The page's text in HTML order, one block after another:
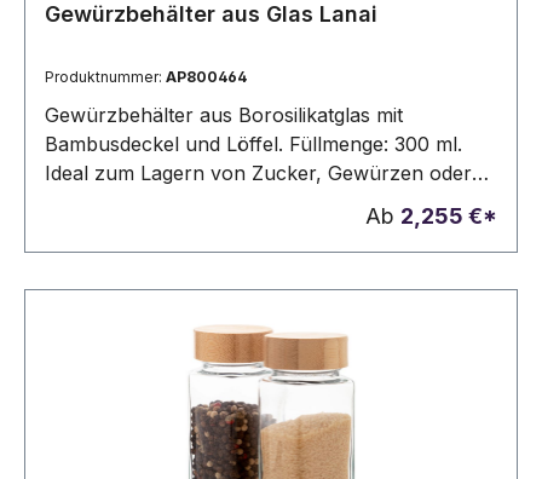
Gewürzbehälter aus Glas Lanai
Produktnummer: AP800464
Gewürzbehälter aus Borosilikatglas mit
Bambusdeckel und Löffel. Füllmenge: 300 ml.
Ideal zum Lagern von Zucker, Gewürzen oder
Ab 2,255 €*